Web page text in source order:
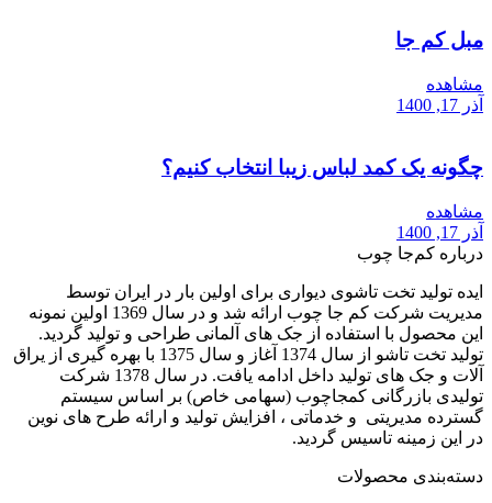
مبل کم جا
مشاهده
آذر 17, 1400
چگونه یک کمد لباس زیبا انتخاب کنیم؟
مشاهده
آذر 17, 1400
درباره کم‌جا چوب
ایده تولید تخت تاشوی دیواری برای اولین بار در ایران توسط
مدیریت شرکت کم جا چوب ارائه شد و در سال 1369 اولین نمونه
این محصول با استفاده از جک های آلمانی طراحی و تولید گردید.
تولید تخت تاشو از سال 1374 آغاز و سال 1375 با بهره گیری از یراق
آلات و جک های تولید داخل ادامه یافت. در سال 1378 شرکت
تولیدی بازرگانی کمجاچوب (سهامی خاص) بر اساس سیستم
گسترده مدیریتی و خدماتی ، افزایش تولید و ارائه طرح های نوین
در این زمینه تاسیس گردید.
دسته‌بندی محصولات